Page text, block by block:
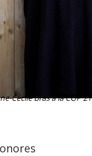
Cécile Bras à la COP 21